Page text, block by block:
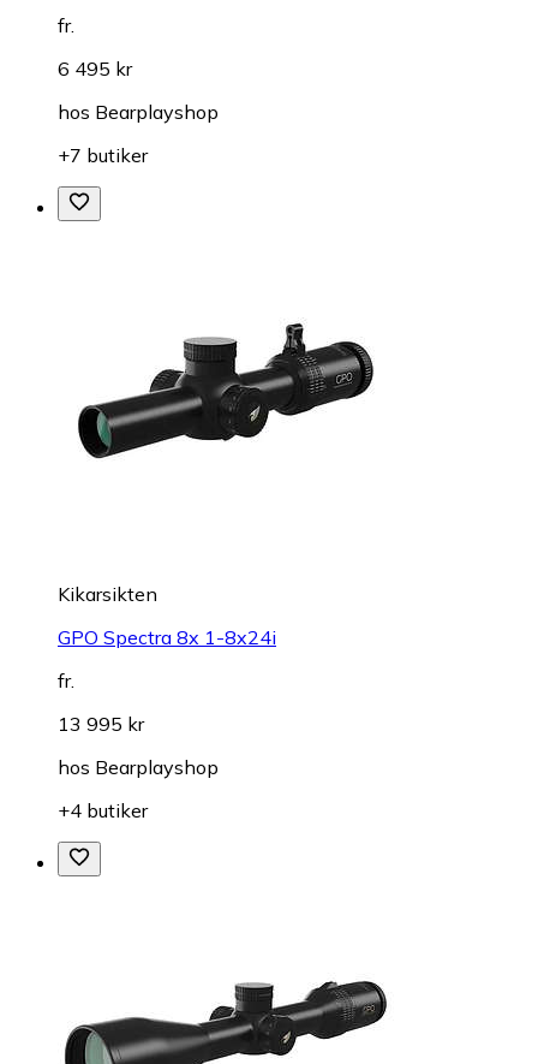
fr.
6 495 kr
hos Bearplayshop
+7 butiker
Kikarsikten
GPO Spectra 8x 1-8x24i
fr.
13 995 kr
hos Bearplayshop
+4 butiker